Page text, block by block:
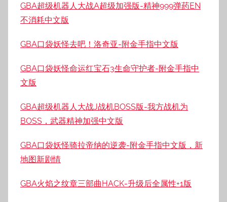
GBA超级机器人大战A超级加强版-精神999弹药EN
不消耗中文版
GBA口袋妖怪去吧！洛奇亚-附金手指中文版
GBA口袋妖怪命运红宝石3生命守护者-附金手指中
文版
GBA超级机器人大战J战机BOSS版-我方战机为
BOSS，武器精神加强中文版
GBA口袋妖怪骑拉帝纳的逆袭-附金手指中文版，新
地图新剧情
GBA火焰之纹章三部曲HACK-升级后全属性+1版